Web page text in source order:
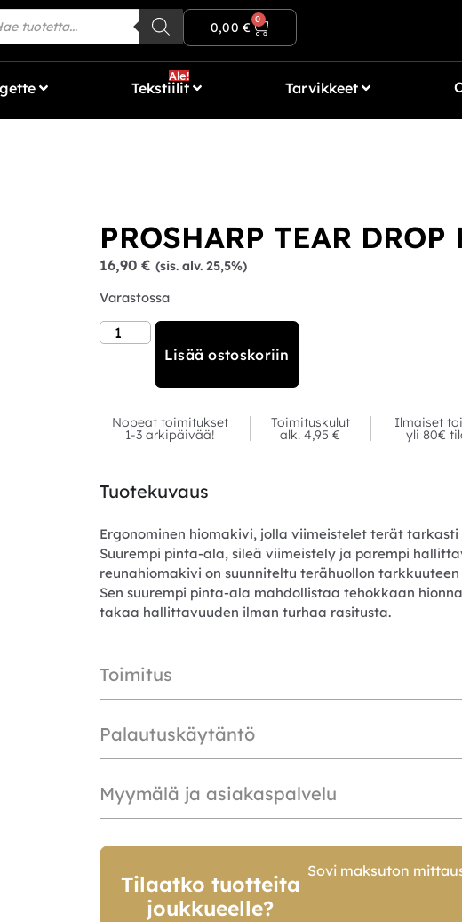
Ilmainen toimitus yli 80€ tilauksiin!
0,00€
0
Tekstiilit
Ale!
Tarvikkeet
PROSHARP TEAR DROP
16,90 € (sis. alv. 25,5%)
Varastossa
Lisää ostoskoriin
Nopeat toimitukset
1-3 arkipäivää!
Toimituskulut
alk. 4,95 €
Ilmaiset
yli 80€
Tuotekuvaus
Ergonominen hiomakivi, jolla viimeistelet terät
Suurempi pinta-ala, sileä viimeistely ja parempi
reunahiomakivi on suunniteltu terähuollon
Sen suurempi pinta-ala mahdollistaa tehokkaan
takaa hallittavuuden ilman turhaa rasitusta.
Toimitus
Palautuskäytäntö
Myymälä ja asiakaspalvelu
Tilaatko tuotteita
joukkueelle?
Sovi maksuton